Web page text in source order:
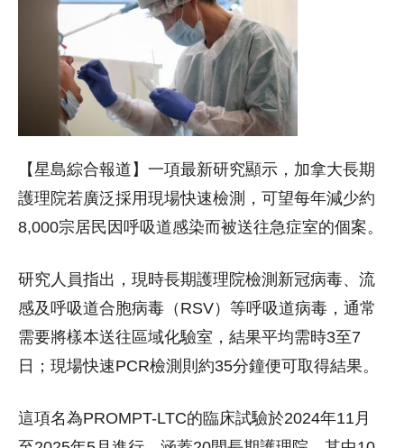
【星島綜合報道】一項最新研究顯示，加拿大長期
護理院若廣泛採用現場快速檢測，可望每年減少約
8,000宗居民因呼吸道感染而被送往急症室的個案。
研究人員指出，現時長期護理院檢測新冠病毒、流
感及呼吸道合胞病毒（RSV）等呼吸道病毒，通常
需要將樣本送往區域化驗室，結果平均需時3至7
日；現場快速PCR檢測則約35分鐘便可取得結果。
這項名為PROMPT-LTC的臨床試驗於2024年11月